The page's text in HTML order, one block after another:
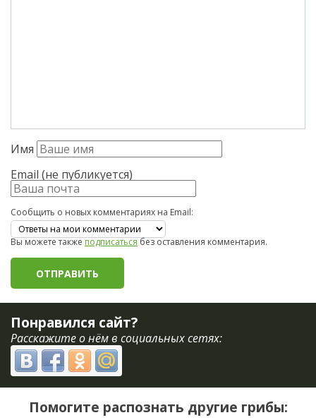
Имя
Email (не публикуется)
Сообщить о новых комментариях на Email:
Вы можете такжеподписатьсябез оставления комментария.
Понравился сайт?
Расскажите о нём в социальных сетях:
Помогите распознать другие грибы: